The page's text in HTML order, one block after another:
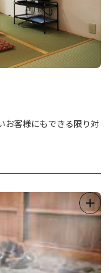
お客様にもできる限り対